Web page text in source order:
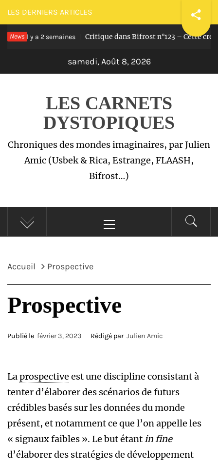
Passer
au
contenu
LES DERNIERS ARTICLES
NewsIl y a 2 semaines Critique dans Bifrost n°123 – Cette
samedi, Août 8, 2026
LES CARNETS
DYSTOPIQUES
Chroniques des mondes imaginaires, par Julien
Amic (Usbek & Rica, Estrange, FLAASH,
Bifrost…)
principal
Accueil Prospective
Prospective
Publié le février 3, 2023 Rédigé par Julien Amic
Laprospective est une discipline consistant à
tenter d’élaborer des scénarios de futurs
crédibles basés sur les données du monde
présent, et notamment ce que l’on appelle les
« signaux faibles ». Le but étantin fine
d’élaborer des stratégies de développement